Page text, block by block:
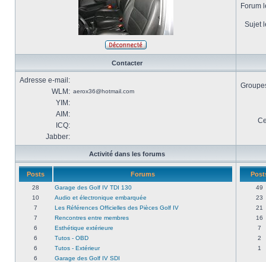
Forum
Sujet
Contacter
Adresse e-mail:
WLM: aerox36@hotmail.com
YIM:
AIM:
ICQ:
Jabber:
Activité dans les forums
Posts Forums
28
Garage des Golf IV TDI 130
10
Audio et électronique embarquée
7
Les Références Officielles des Pièces Golf IV
7
Rencontres entre membres
6
Esthétique extérieure
6
Tutos - OBD
6
Tutos - Extérieur
6
Garage des Golf IV SDI
49
23
21
16
7
2
1